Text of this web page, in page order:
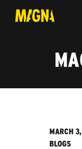
MARCH
BLOGS